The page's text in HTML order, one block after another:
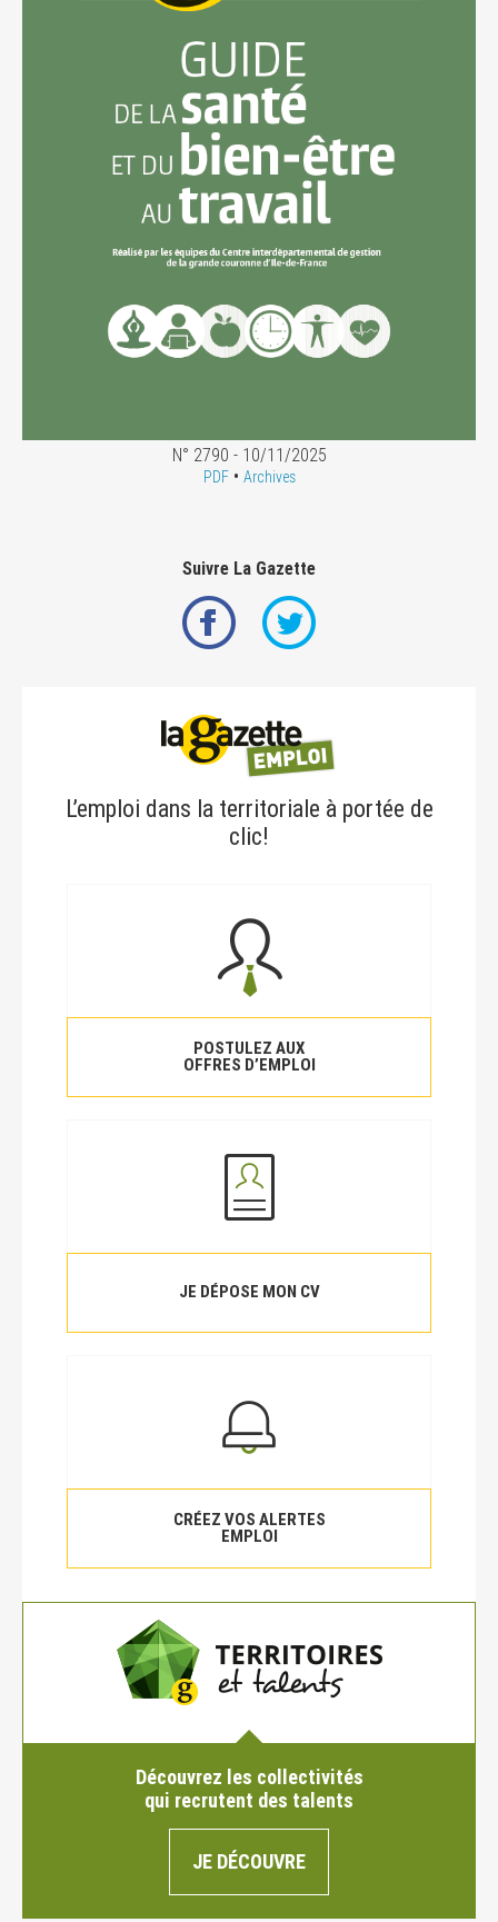
N° 2790 - 10/11/2025
PDF• Archives
Suivre La Gazette
L’emploi dans la territoriale à portée de
clic!
POSTULEZ AUX
OFFRES D’EMPLOI
JE DÉPOSE MON CV
CRÉEZ VOS ALERTES
EMPLOI
Découvrez les collectivités
qui recrutent des talents
JE DÉCOUVRE